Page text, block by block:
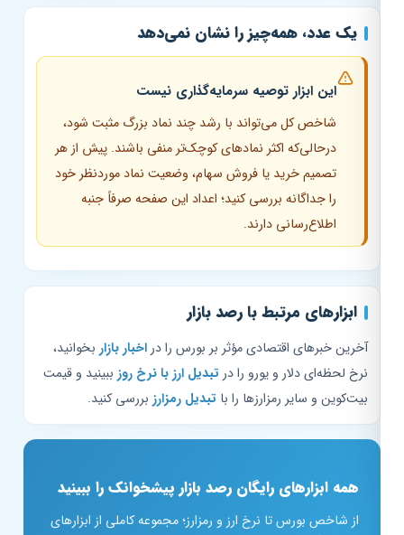
یک عدد، همه‌چیز را نشان نمی‌دهد
این ابزار توصیه سرمایه‌گذاری نیست
شاخص کل می‌تواند با رشد چند نماد بزرگ مثبت شود،
درحالی‌که اکثر نمادهای کوچک‌تر منفی باشند. پیش از هر
تصمیم خرید یا فروش سهام، وضعیت نماد موردنظر خود
را جداگانه بررسی کنید؛ اعداد این صفحه صرفاً جنبه
اطلاع‌رسانی دارند.
ابزارهای مرتبط با رصد بازار
آخرین خبرهای اقتصادی مؤثر بر بورس را دراخبار بازار بخوانید،
نرخ لحظه‌ای دلار و یورو را درتبدیل ارز با نرخ روزببینید و قیمت
بیت‌کوین و سایر رمزارزها را با تبدیل رمزارزبررسی کنید.
همه ابزارهای رایگان رصد بازار پیشخوانک را ببینید
از شاخص بورس تا نرخ ارز و رمزارز؛ مجموعه کاملی از ابزارهای